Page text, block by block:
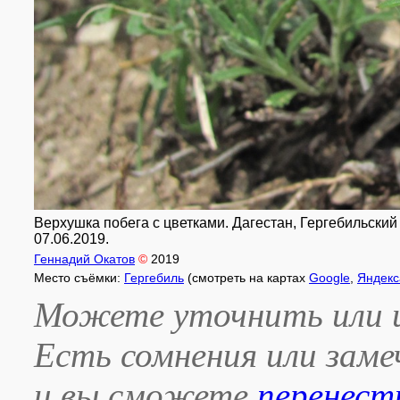
Верхушка побега с цветками. Дагестан,
07.06.2019.
Геннадий Окатов © 2019
Место съёмки: Гергебиль (смотреть на картах Google
Можете уточнить или
Есть сомнения или